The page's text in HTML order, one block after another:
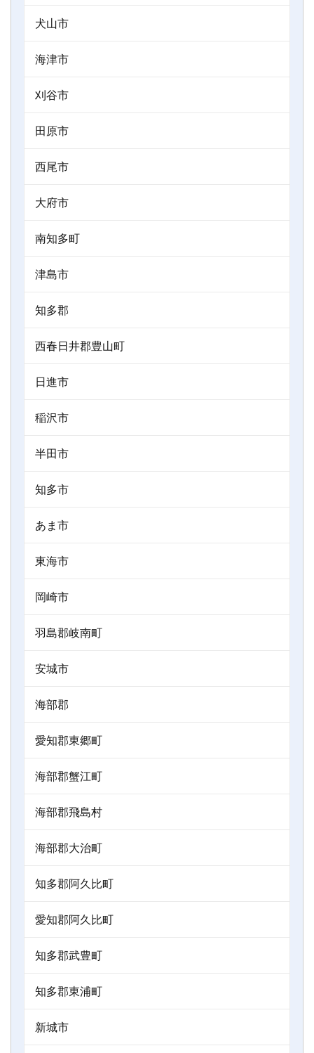
犬山市
海津市
刈谷市
田原市
西尾市
大府市
南知多町
津島市
知多郡
西春日井郡豊山町
日進市
稲沢市
半田市
知多市
あま市
東海市
岡崎市
羽島郡岐南町
安城市
海部郡
愛知郡東郷町
海部郡蟹江町
海部郡飛島村
海部郡大治町
知多郡阿久比町
愛知郡阿久比町
知多郡武豊町
知多郡東浦町
新城市